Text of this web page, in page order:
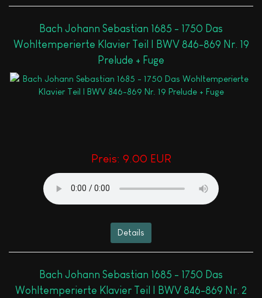
Bach Johann Sebastian 1685 - 1750 Das
Wohltemperierte Klavier Teil I BWV 846-869 Nr. 19
Prelude + Fuge
Preis: 9.00 EUR
Details
Bach Johann Sebastian 1685 - 1750 Das
Wohltemperierte Klavier Teil I BWV 846-869 Nr. 2